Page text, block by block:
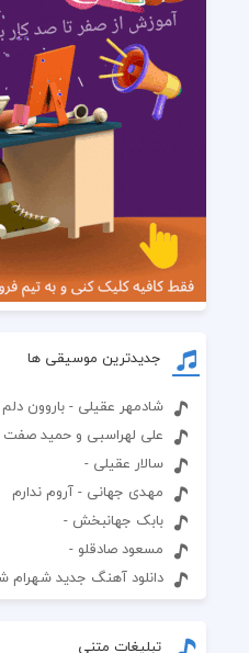
جدیدترین موسیقی ها
شادمهر عقیلی - باروون
علی لهراسبی و حمید
سالار عقیلی -
مهدی جهانی - آروم ندارم
بابک جهانبخش -
مسعود صادقلو -
دانلود آهنگ جدید شهرام
تبلیغات متنی